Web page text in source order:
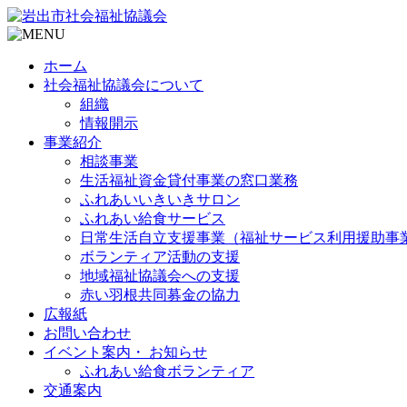
ホーム
社会福祉協議会について
組織
情報開示
事業紹介
相談事業
生活福祉資金貸付事業の窓口業務
ふれあいいきいきサロン
ふれあい給食サービス
日常生活自立支援事業（福祉サービス利用援助事
ボランティア活動の支援
地域福祉協議会への支援
赤い羽根共同募金の協力
広報紙
お問い合わせ
イベント案内・ お知らせ
ふれあい給食ボランティア
交通案内